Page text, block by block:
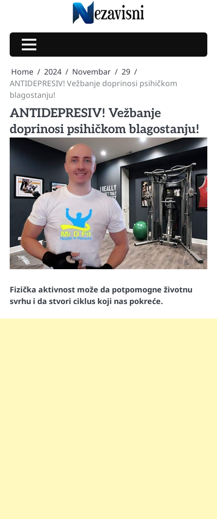
Home 2024 Novembar
29
ANTIDEPRESIV! Vežbanje doprinosi psihičkom
blagostanju!
ANTIDEPRESIV! Vežbanje
doprinosi psihičkom blagostanju!
Fizička aktivnost može da potpomogne životnu
svrhu i da stvori ciklus koji nas pokreće.